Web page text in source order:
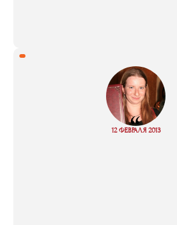
“
12 ФЕВРАЛЯ 2013
Read